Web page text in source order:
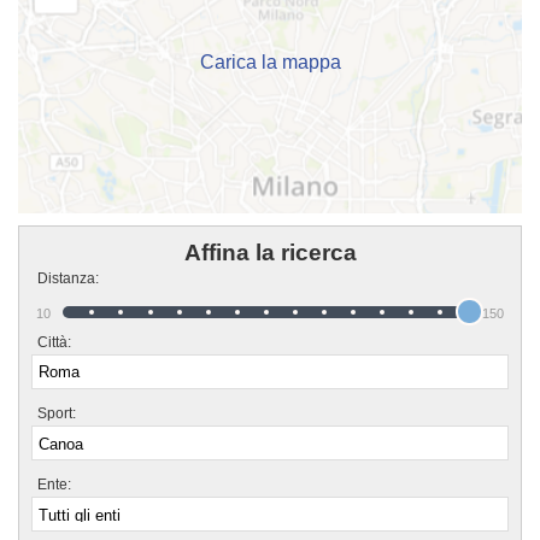
davvero gradevole il tuo tempo. Se vuoi iscriverti o semplicemente avere più
informazioni sui loro corsi puoi recarti in sede o inviare un messaggio
cliccando sul bottone "Contattaci" presente nella pagina.
Carica la mappa
Affina la ricerca
Distanza:
10 150
Città:
Sport:
Ente: